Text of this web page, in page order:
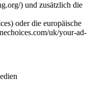
) und zusätzlich die
oder die europäische
uk/your-ad-